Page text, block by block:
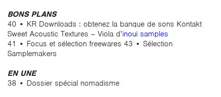
BONS PLANS
40 • KR Downloads : obtenez la banque de sons Kontakt
Sweet Acoustic Textures – Viola d’inouï samples
41 • Focus et sélection freewares 43 • Sélection
Samplemakers
EN UNE
38 • Dossier spécial nomadisme